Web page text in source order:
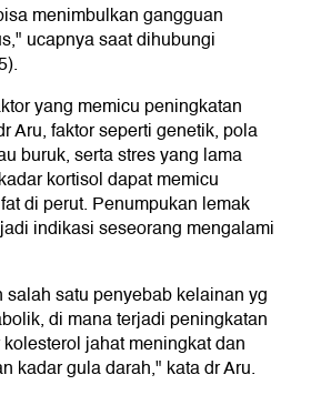
menimbulkan gangguan
ucapnya saat dihubungi
yang memicu peningkatan
Aru, faktor seperti genetik, pola
buruk, serta stres yang lama
kortisol dapat memicu
di perut. Penumpukan lemak
indikasi seseorang mengalami
satu penyebab kelainan yg
di mana terjadi peningkatan
jahat meningkat dan
kadar gula darah," kata dr Aru.